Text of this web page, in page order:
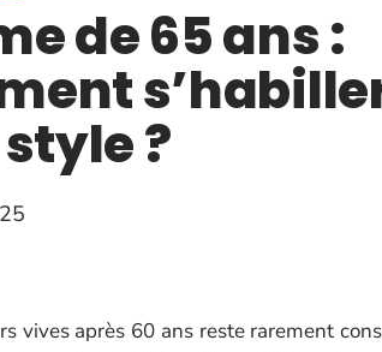
de 65 ans :
?
vives après 60 ans reste rarement